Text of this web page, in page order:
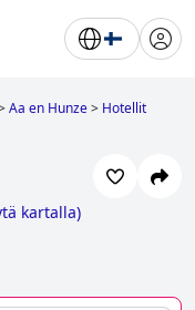
Aa en Hunze> Hotellit
kartalla)